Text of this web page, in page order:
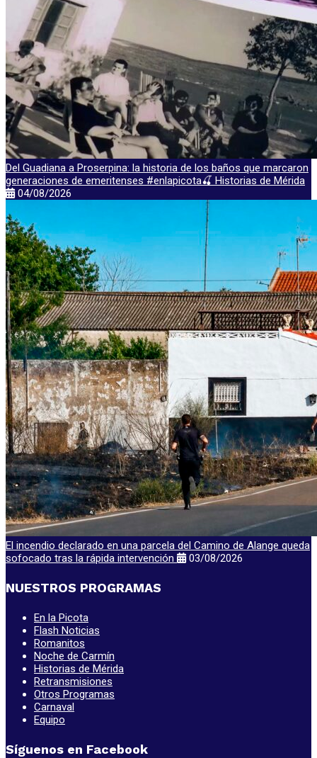
Del Guadiana a Proserpina: la historia de los baños que marcaron
generaciones de emeritenses #enlapicota🍒 Historias de Mérida
04/08/2026
El incendio declarado en una parcela del Camino de Alange queda
sofocado tras la rápida intervención
03/08/2026
NUESTROS PROGRAMAS
En la Picota
Flash Noticias
Romanitos
Noche de Carmín
Historias de Mérida
Retransmisiones
Otros Programas
Carnaval
Equipo
Síguenos en Facebook